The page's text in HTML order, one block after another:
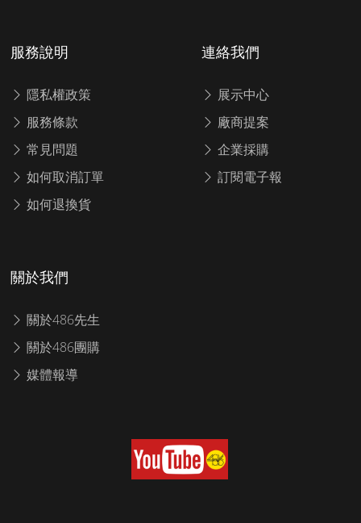
服務說明
隱私權政策
服務條款
常見問題
如何取消訂單
如何退換貨
連絡我們
展示中心
廠商提案
企業採購
訂閱電子報
關於我們
關於486先生
關於486團購
媒體報導